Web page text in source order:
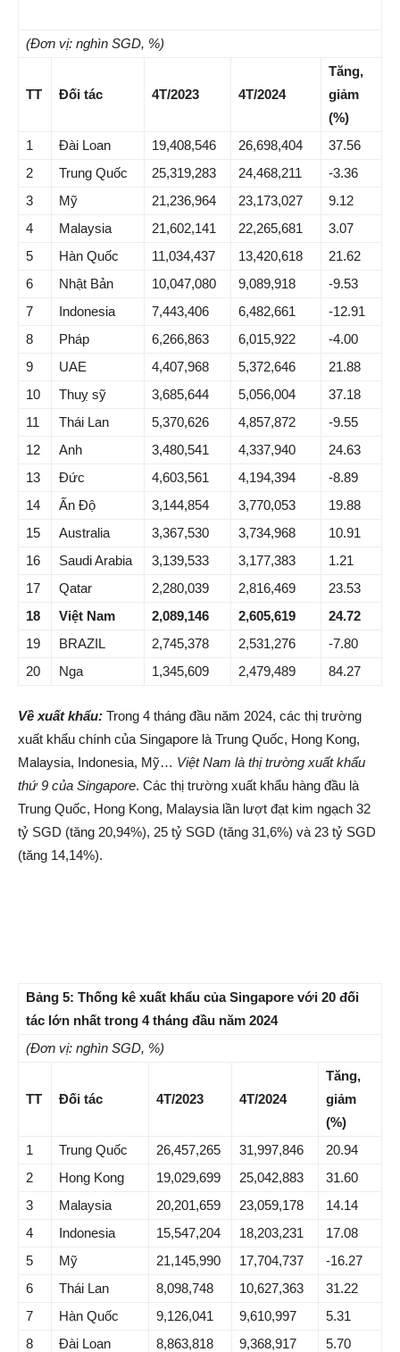
(Đơn vị: nghìn SGD, %)
TT Đối tác 4T/2023 4T/2024
Tăng,
giảm
(%)
1
Đài Loan 19,408,546 26,698,404
37.56
2
Trung Quốc 25,319,283 24,468,211
-3.36
3
Mỹ 21,236,964 23,173,027
9.12
4
Malaysia 21,602,141 22,265,681
3.07
5
Hàn Quốc 11,034,437 13,420,618
21.62
6
Nhật Bản 10,047,080 9,089,918
-9.53
7
Indonesia 7,443,406 6,482,661
-12.91
8
Pháp 6,266,863 6,015,922
-4.00
9
UAE 4,407,968 5,372,646
21.88
10
Thuỵ sỹ 3,685,644 5,056,004
37.18
11
Thái Lan 5,370,626 4,857,872
-9.55
12
Anh 3,480,541 4,337,940
24.63
13
Đức 4,603,561 4,194,394
-8.89
14
Ấn Độ 3,144,854 3,770,053
19.88
15
Australia 3,367,530 3,734,968
10.91
16
Saudi Arabia 3,139,533 3,177,383
1.21
17
Qatar 2,280,039 2,816,469
23.53
18
Việt Nam 2,089,146 2,605,619
24.72
19
BRAZIL 2,745,378 2,531,276
-7.80
20
Nga 1,345,609 2,479,489 84.27
Về xuất khẩu: Trong 4 tháng đầu năm 2024, các thị trường
xuất khẩu chính của Singapore là Trung Quốc, Hong Kong,
Malaysia, Indonesia, Mỹ… Việt Nam là thị trường xuất khẩu
thứ 9 của Singapore. Các thị trường xuất khẩu hàng đầu là
Trung Quốc, Hong Kong, Malaysia lần lượt đạt kim ngạch 32
tỷ SGD (tăng 20,94%), 25 tỷ SGD (tăng 31,6%) và 23 tỷ SGD
(tăng 14,14%).
Bảng 5: Thống kê xuất khẩu của Singapore với 20 đối
tác lớn nhất trong 4 tháng đầu năm 2024
(Đơn vị: nghìn SGD, %)
TT Đối tác 4T/2023 4T/2024
Tăng,
giảm
(%)
1
Trung Quốc 26,457,265 31,997,846
20.94
2
Hong Kong 19,029,699 25,042,883
31.60
3
Malaysia 20,201,659 23,059,178
14.14
4
Indonesia 15,547,204 18,203,231
17.08
5
Mỹ 21,145,990 17,704,737
-16.27
6
Thái Lan 8,098,748 10,627,363
31.22
7
Hàn Quốc 9,126,041 9,610,997
5.31
8
Đài Loan 8,863,818 9,368,917
5.70